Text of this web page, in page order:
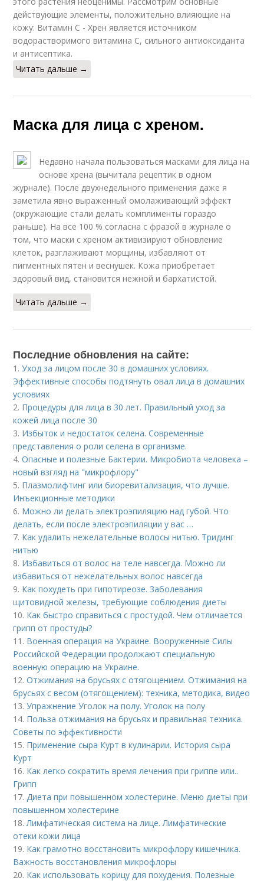
действующие элементы, положительно влияющие на
кожу: Витамин С - Хрен является источником
водорастворимого витамина С, сильного антиоксиданта
и антисептика.
Читать дальше →
Маска для лица с хреном.
Недавно начала пользоваться масками для лица на
основе хрена (вычитала рецептик в одном
журнале). После двухнедельного применения даже я
заметила явно выраженный омолаживающий эффект
(окружающие стали делать комплименты гораздо
раньше). На все 100 % согласна с фразой в журнале о
том, что маски с хреном активизируют обновление
клеток, разглаживают морщины, избавляют от
пигментных пятен и веснушек. Кожа приобретает
здоровый вид, становится нежной и бархатистой.
Читать дальше →
Последние обновления на сайте:
1.Уход за лицом после 30 в домашних условиях.
Эффективные способы подтянуть овал лица в домашних
условиях
2. Процедуры для лица в 30 лет. Правильный уход за
кожей лица после 30
3. Избыток и недостаток селена. Современные
представления о роли селена в организме.
4.Опасные и полезные Бактерии. Микробиота человека –
новый взгляд на "микрофлору"
5. Плазмолифтинг или биоревитализация, что лучше.
Инъекционные методики
6. Можно ли делать электроэпиляцию над губой. Что
делать, если после электроэпиляции у вас …
7. Как удалить нежелательные волосы нитью. Тридинг
нитью
8. Избавиться от волос на теле навсегда. Можно ли
избавиться от нежелательных волос навсегда
9. Как похудеть при гипотиреозе. Заболевания
щитовидной железы, требующие соблюдения диеты
10. Как быстро справиться с простудой. Чем отличается
грипп от простуды?
11. Военная операция на Украине. Вооруженные Силы
Российской Федерации продолжают специальную
военную операцию на Украине.
12.Отжимания на брусьях с отягощением. Отжимания на
брусьях с весом (отягощением): техника, методика, видео
13.Упражнение Уголок на полу. Уголок на полу
14. Польза отжимания на брусьях и правильная техника.
Советы по эффективности
15. Применение сыра Курт в кулинарии. История сыра
Курт
16. Как легко сократить время лечения при гриппе или..
Грипп
17.Диета при повышенном холестерине. Меню диеты при
повышенном холестерине
18.Лимфатическая система на лице. Лимфатические
отеки кожи лица
19. Как грамотно восстановить микрофлору кишечника.
Важность восстановления микрофлоры
20. Как использовать корицу для похудения. Полезные